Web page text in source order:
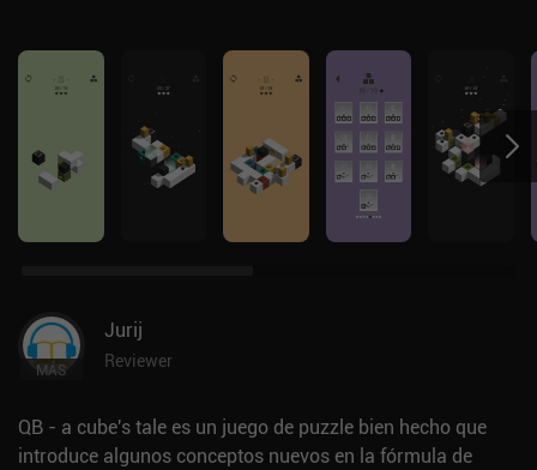
MÁS
Jurij
Reviewer
QB - a cube's tale es un juego de puzzle bien hecho que
introduce algunos conceptos nuevos en la fórmula de